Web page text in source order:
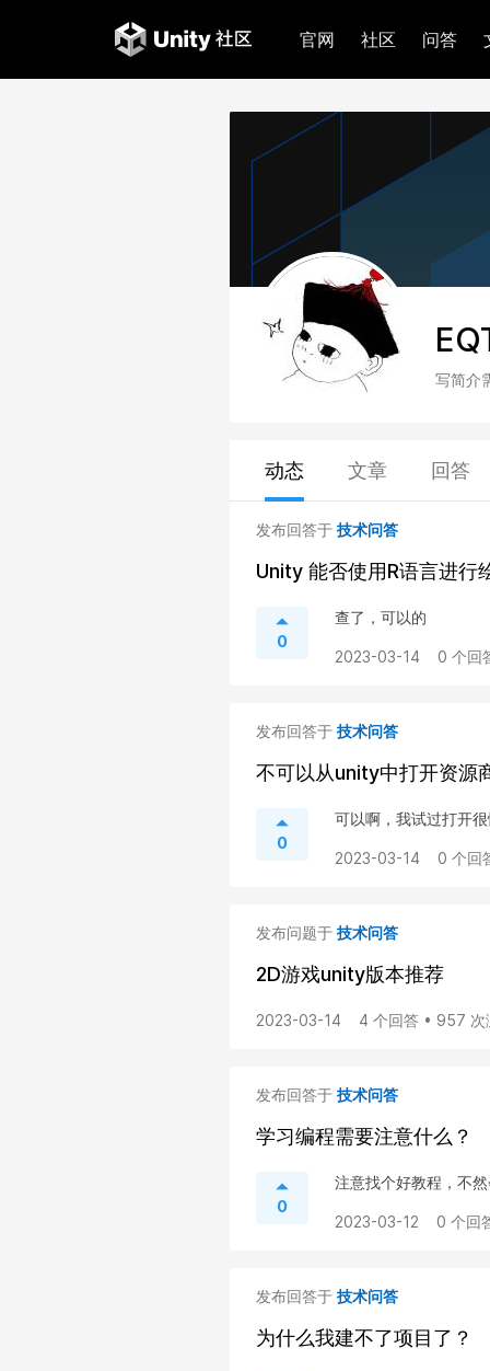
官网 社区 问答
写简介
动态 文章 回答
发布回答于 技术问答
Unity 能否使用R语言进行
0
查了，可以的
2023-03-14 0 个回
发布回答于 技术问答
不可以从unity中打开资源
0
可以啊，我试过打开
2023-03-14 0 个回
发布问题于 技术问答
2D游戏unity版本推荐
2023-03-14 4 个回答 • 957 次
发布回答于 技术问答
学习编程需要注意什么？
0
注意找个好教程，不
2023-03-12 0 个回
发布回答于 技术问答
为什么我建不了项目了？